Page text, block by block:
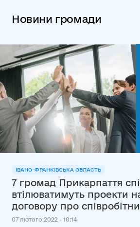
Новини громади
ІВАНО-ФРАНКІВСЬКА ОБЛАСТЬ
7 громад Прикарпаття
втілюватимуть проекти
договору про
07 лютого 2022 - 10:14